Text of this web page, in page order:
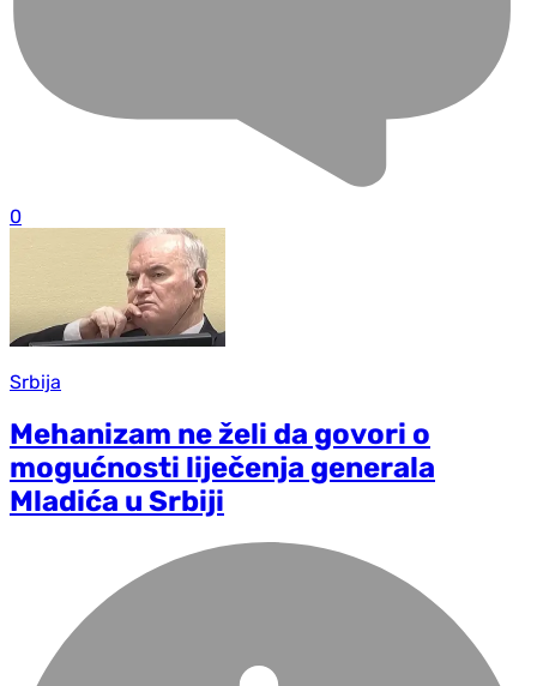
0
Srbija
Mehanizam ne želi da govori o
mogućnosti liječenja generala
Mladića u Srbiji